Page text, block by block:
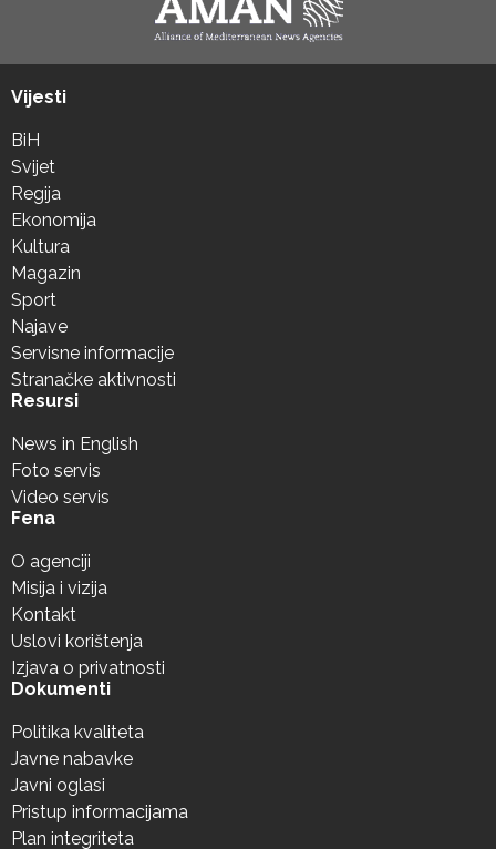
Vijesti
BiH
Svijet
Regija
Ekonomija
Kultura
Magazin
Sport
Najave
Servisne informacije
Stranačke aktivnosti
Resursi
News in English
Foto servis
Video servis
Fena
O agenciji
Misija i vizija
Kontakt
Uslovi korištenja
Izjava o privatnosti
Dokumenti
Politika kvaliteta
Javne nabavke
Javni oglasi
Pristup informacijama
Plan integriteta